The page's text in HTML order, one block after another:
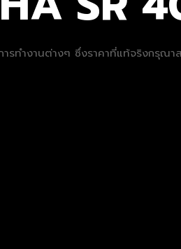
ารทำงานต่างๆ ซึ่งราคาที่แท้จริงกรุณ